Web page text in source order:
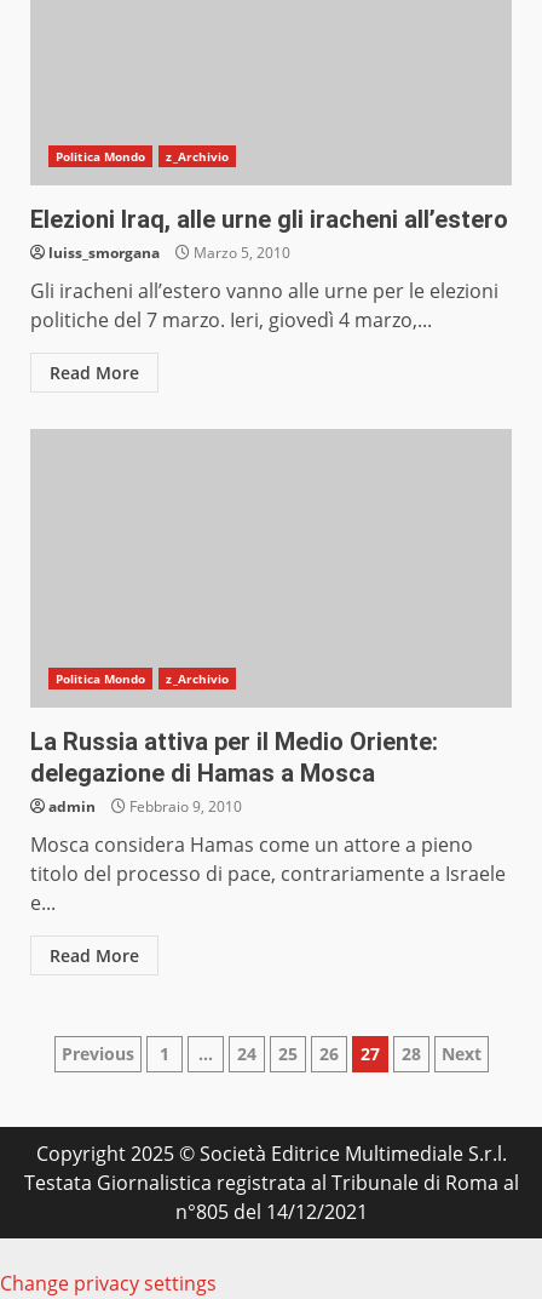
Politica Mondo z_Archivio
Elezioni Iraq, alle urne gli iracheni all’estero
luiss_smorgana Marzo 5, 2010
Gli iracheni all’estero vanno alle urne per le elezioni
politiche del 7 marzo. Ieri, giovedì 4 marzo,...
Read More
Politica Mondo z_Archivio
La Russia attiva per il Medio Oriente:
delegazione di Hamas a Mosca
admin Febbraio 9, 2010
Mosca considera Hamas come un attore a pieno
titolo del processo di pace, contrariamente a Israele
e...
Read More
Paginazione
articoli
Previous 1 … 24 25 26 27 28 Next
Copyright 2025 © Società Editrice Multimediale S.r.l.
Testata Giornalistica registrata al Tribunale di Roma al
n°805 del 14/12/2021
Change privacy settings